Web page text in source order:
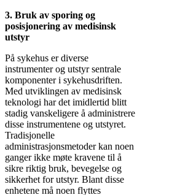
3. Bruk av sporing og
posisjonering av medisinsk
utstyr
På sykehus er diverse
instrumenter og utstyr sentrale
komponenter i sykehusdriften.
Med utviklingen av medisinsk
teknologi har det imidlertid blitt
stadig vanskeligere å administrere
disse instrumentene og utstyret.
Tradisjonelle
administrasjonsmetoder kan noen
ganger ikke møte kravene til å
sikre riktig bruk, bevegelse og
sikkerhet for utstyr. Blant disse
enhetene må noen flyttes